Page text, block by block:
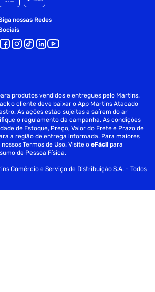
nossas Redes
produtos vendidos e entregues pelo Martins.
o cliente deve baixar o App Martins Atacado
As ações estão sujeitas a saírem do ar
o regulamento da campanha. As condições
de Estoque, Preço, Valor do Frete e Prazo de
a região de entrega informada. Para maiores
Termos de Uso. Visite oeFácil para
de Pessoa Física.
Comércio e Serviço de Distribuição S.A. - Todos